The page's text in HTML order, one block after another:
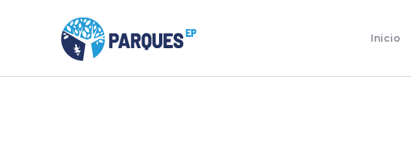
Inicio